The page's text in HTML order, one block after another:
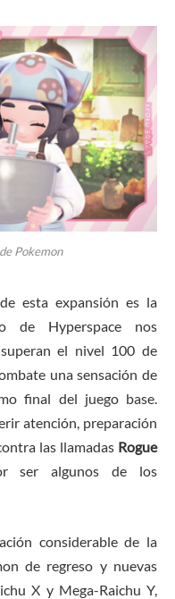
Pokemon
esta expansión es la
de Hyperspace nos
el nivel 100 de
una sensación de
final del juego base.
atención, preparación
las llamadasRogue
ser algunos de los
considerable de la
de regreso y nuevas
X y Mega-Raichu Y,